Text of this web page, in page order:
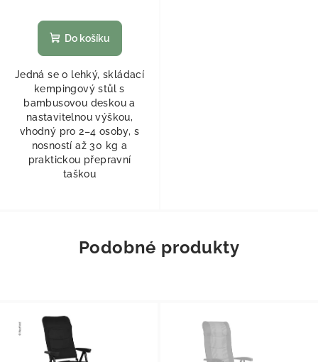
Do košíku
Jedná se o lehký, skládací
kempingový stůl s
bambusovou deskou a
nastavitelnou výškou,
vhodný pro 2–4 osoby, s
nosností až 30 kg a
praktickou přepravní
taškou
Podobné produkty